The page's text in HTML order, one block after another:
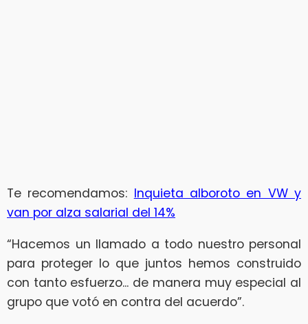
Te recomendamos: Inquieta alboroto en VW y
van por alza salarial del 14%
“Hacemos un llamado a todo nuestro personal
para proteger lo que juntos hemos construido
con tanto esfuerzo... de manera muy especial al
grupo que votó en contra del acuerdo”.